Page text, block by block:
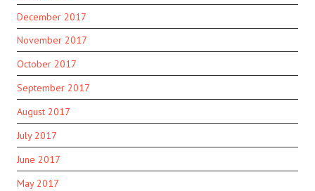
December 2017
November 2017
October 2017
September 2017
August 2017
July 2017
June 2017
May 2017